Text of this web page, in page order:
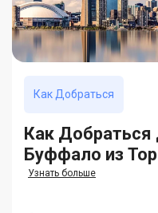
Как Добраться
Как Добраться
Буффало из
Узнать больше